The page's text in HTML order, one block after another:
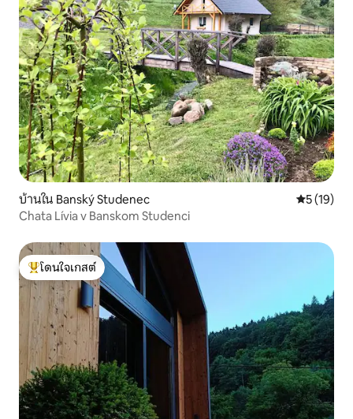
บ้านใน Banský Studenec คะแนนเฉลี่
5 (19)
Chata Lívia v Banskom Studenci
โดนใจเกสต์ที่สุด
โดนใจเกสต์